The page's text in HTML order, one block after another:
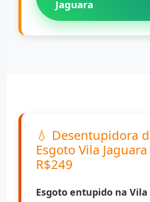
Jaguara
💧 Desentupidora
Esgoto Vila Jaguara
R$249
Esgoto entupido na Vila